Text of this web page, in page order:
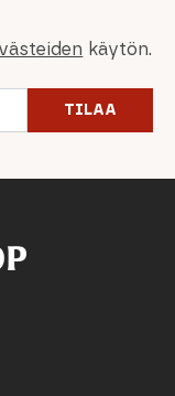
käytön.
TILAA